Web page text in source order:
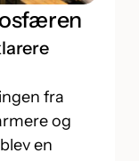
fra
og
en